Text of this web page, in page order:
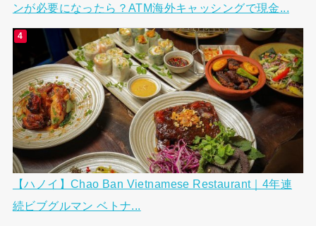
ンが必要になったら？ATM海外キャッシングで現金...
【ハノイ】Chao Ban Vietnamese Restaurant｜4年連
続ビブグルマン ベトナ...